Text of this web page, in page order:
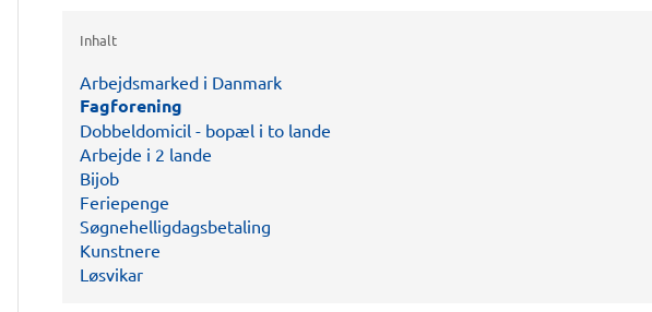
Inhalt
Arbejdsmarked i Danmark
Fagforening
Dobbeldomicil - bopæl i to lande
Arbejde i 2 lande
Bijob
Feriepenge
Søgnehelligdagsbetaling
Kunstnere
Løsvikar